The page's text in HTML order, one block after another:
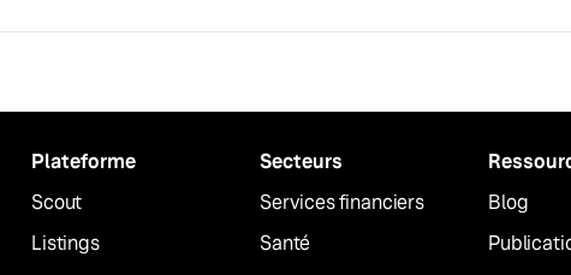
Plateforme
Scout
Listings
Secteurs
Services financiers
Santé
Blog